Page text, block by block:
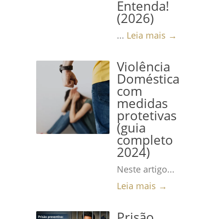
Entenda!
(2026)
... Leia mais →
Violência
Doméstica
com
medidas
protetivas
(guia
completo
2024)
Neste artigo...
Leia mais →